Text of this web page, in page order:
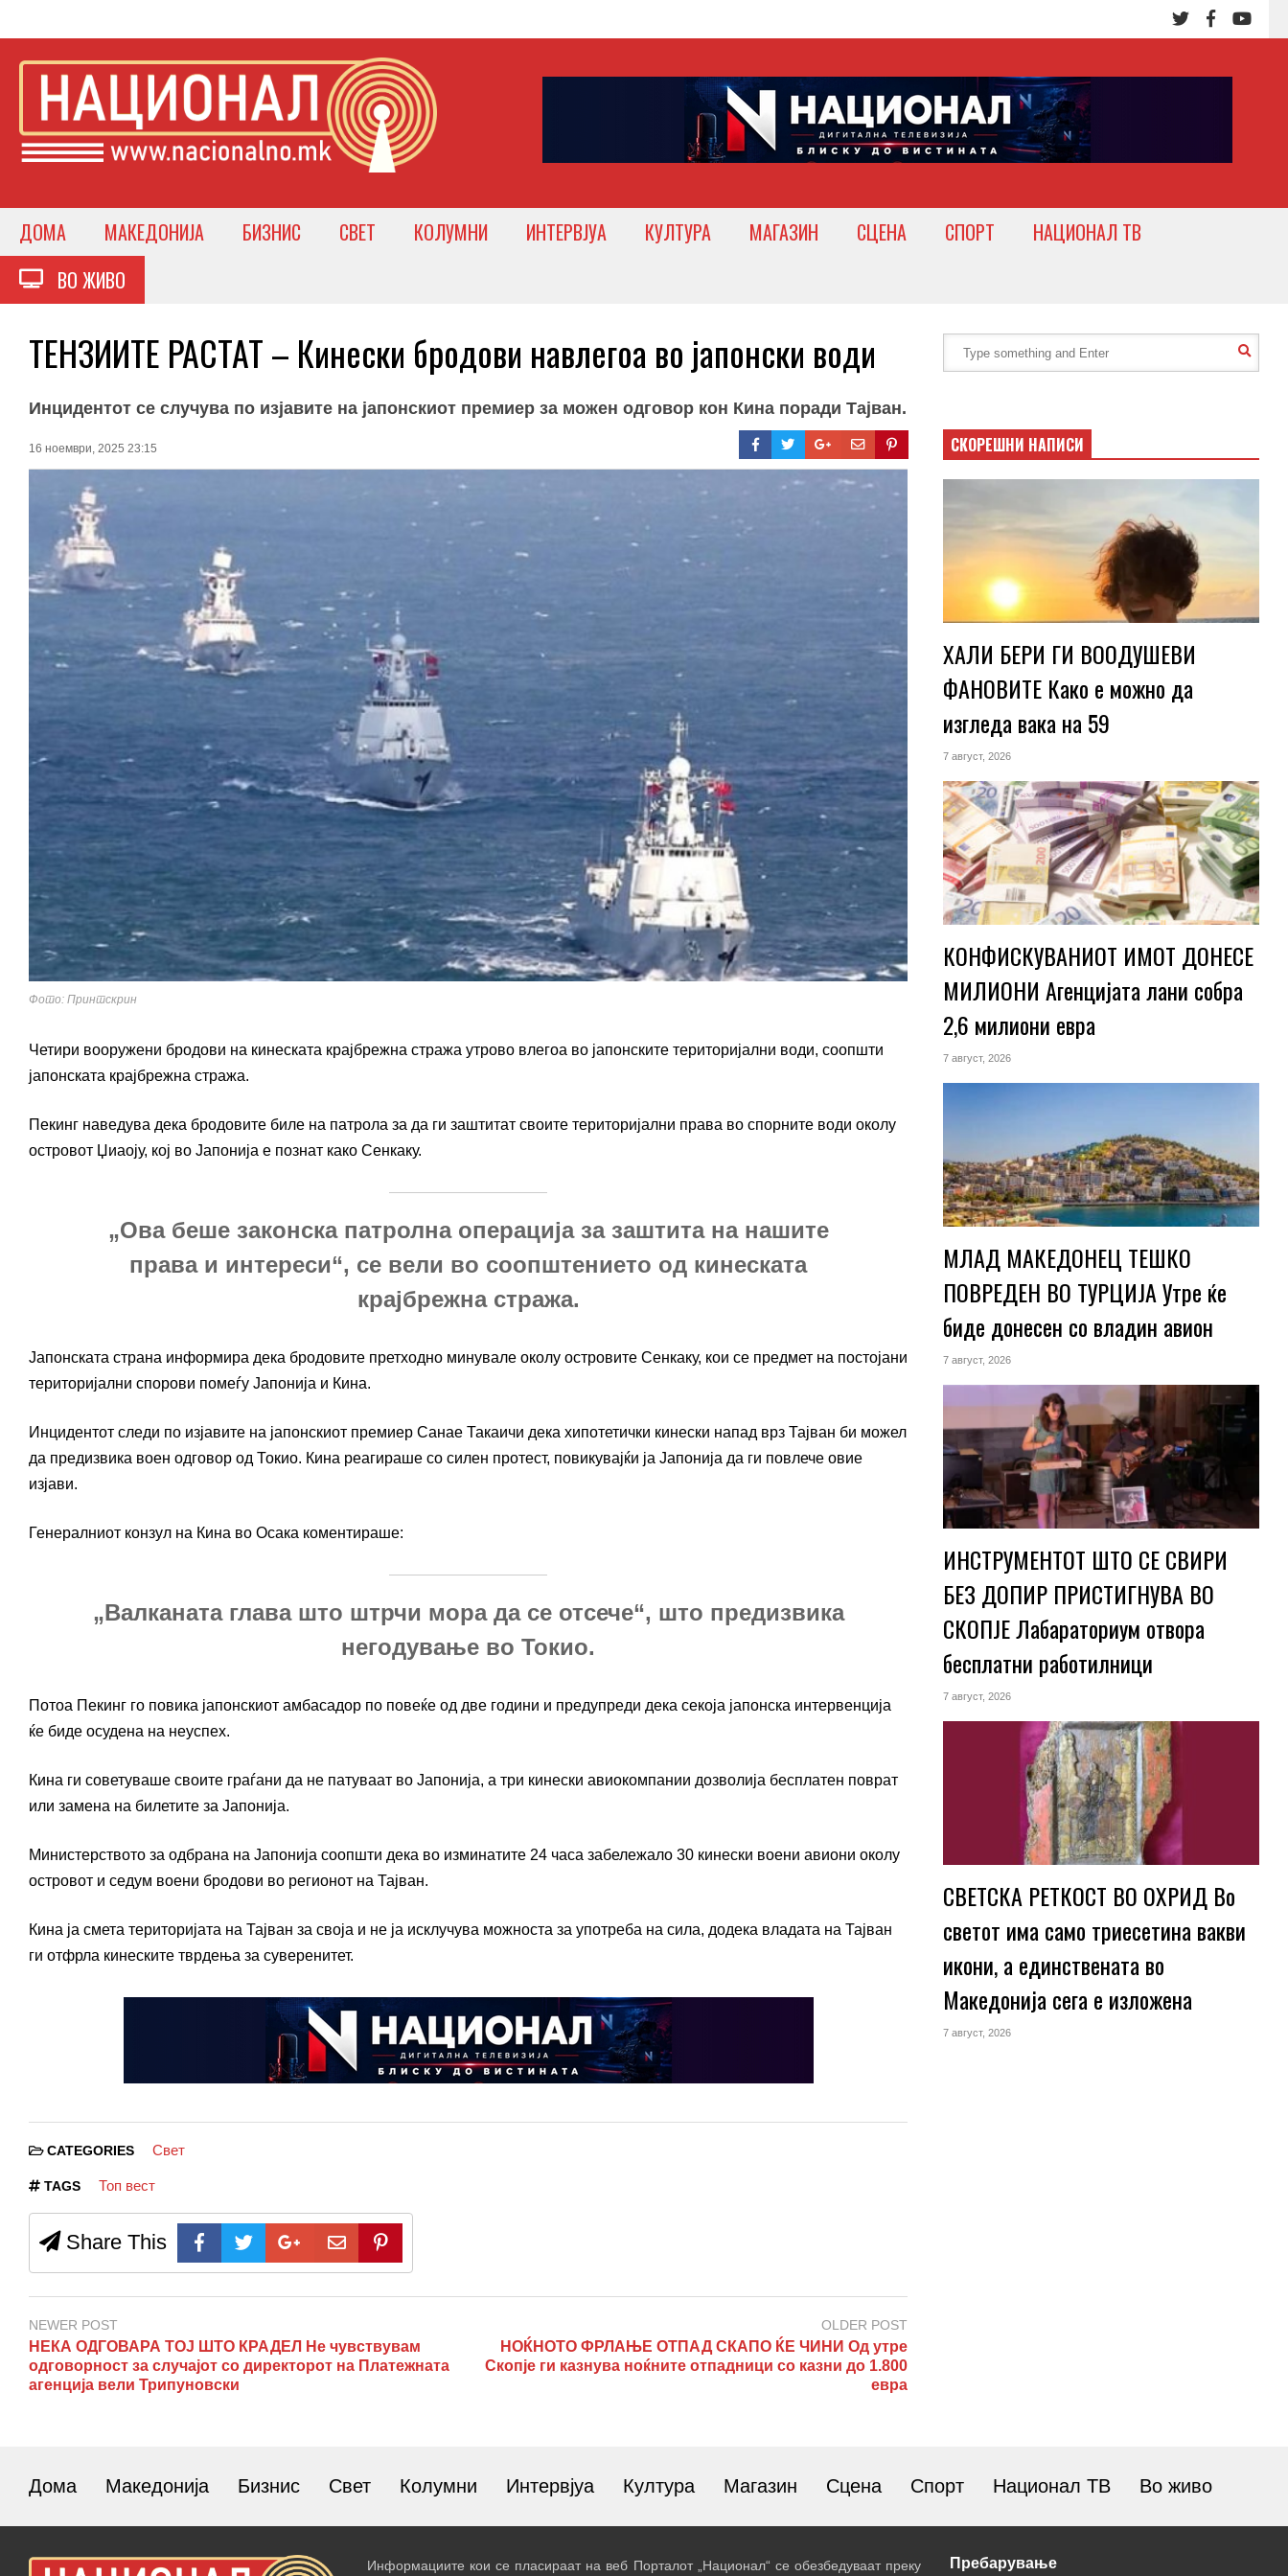
ДОМА МАКЕДОНИЈА БИЗНИС СВЕТ КОЛУМНИ ИНТЕРВЈУА КУЛТУРА МАГАЗИН СЦЕНА СПОРТ
НАЦИОНАЛ ТВ
ВО ЖИВО
ТЕНЗИИТЕ РАСТАТ – Кинески бродови навлегоа во јапонски води
Инцидентот се случува по изјавите на јапонскиот премиер за можен одговор кон Кина поради Тајван.
16 ноември, 2025 23:15
Фото: Принтскрин
Четири вооружени бродови на кинеската крајбрежна стража утрово влегоа во јапонските територијални води, соопшти
јапонската крајбрежна стража.
Пекинг наведува дека бродовите биле на патрола за да ги заштитат своите територијални права во спорните води околу
островот Џиаоју, кој во Јапонија е познат како Сенкаку.
„Ова беше законска патролна операција за заштита на нашите
права и интереси“, се вели во соопштението од кинеската
крајбрежна стража.
Јапонската страна информира дека бродовите претходно минувале околу островите Сенкаку, кои се предмет на постојани
територијални спорови помеѓу Јапонија и Кина.
Инцидентот следи по изјавите на јапонскиот премиер Санае Такаичи дека хипотетички кинески напад врз Тајван би можел
да предизвика воен одговор од Токио. Кина реагираше со силен протест, повикувајќи ја Јапонија да ги повлече овие
изјави.
Генералниот конзул на Кина во Осака коментираше:
„Валканата глава што штрчи мора да се отсече“, што предизвика
негодување во Токио.
Потоа Пекинг го повика јапонскиот амбасадор по повеќе од две години и предупреди дека секоја јапонска интервенција
ќе биде осудена на неуспех.
Кина ги советуваше своите граѓани да не патуваат во Јапонија, а три кинески авиокомпании дозволија бесплатен поврат
или замена на билетите за Јапонија.
Министерството за одбрана на Јапонија соопшти дека во изминатите 24 часа забележало 30 кинески воени авиони околу
островот и седум воени бродови во регионот на Тајван.
Кина ја смета територијата на Тајван за своја и не ја исклучува можноста за употреба на сила, додека владата на Тајван
ги отфрла кинеските тврдења за суверенитет.
CATEGORIES Свет
TAGS Топ вест
Share This
NEWER POST
НЕКА ОДГОВАРА ТОЈ ШТО КРАДЕЛ Не чувствувам
одговорност за случајот со директорот на Платежната
агенција вели Трипуновски
OLDER POST
НОЌНОТО ФРЛАЊЕ ОТПАД СКАПО ЌЕ ЧИНИ Од утре
Скопје ги казнува ноќните отпадници со казни до 1.800
евра
СКОРЕШНИ НАПИСИ
ХАЛИ БЕРИ ГИ ВООДУШЕВИ
ФАНОВИТЕ Како е можно да
изгледа вака на 59
7 август, 2026
КОНФИСКУВАНИОТ ИМОТ ДОНЕСЕ
МИЛИОНИ Агенцијата лани собра
2,6 милиони евра
7 август, 2026
МЛАД МАКЕДОНЕЦ ТЕШКО
ПОВРЕДЕН ВО ТУРЦИЈА Утре ќе
биде донесен со владин авион
7 август, 2026
ИНСТРУМЕНТОТ ШТО СЕ СВИРИ
БЕЗ ДОПИР ПРИСТИГНУВА ВО
СКОПЈЕ Лабараториум отвора
бесплатни работилници
7 август, 2026
СВЕТСКА РЕТКОСТ ВО ОХРИД Во
светот има само триесетина вакви
икони, а единствената во
Македонија сега е изложена
7 август, 2026
Дома Македонија Бизнис Свет Колумни Интервјуа Култура Магазин Сцена Спорт Национал ТВ Во живо
Информациите кои се пласираат на веб Порталот „Национал“ се обезбедуваат преку Пребарување